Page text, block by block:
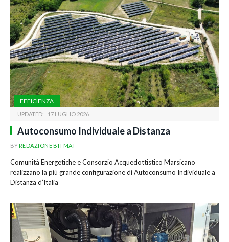
EFFICIENZA
UPDATED: 17 LUGLIO 2026
Autoconsumo Individuale a Distanza
BYREDAZIONE BITMAT
Comunità Energetiche e Consorzio Acquedottistico Marsicano
realizzano la più grande configurazione di Autoconsumo Individuale a
Distanza d’Italia